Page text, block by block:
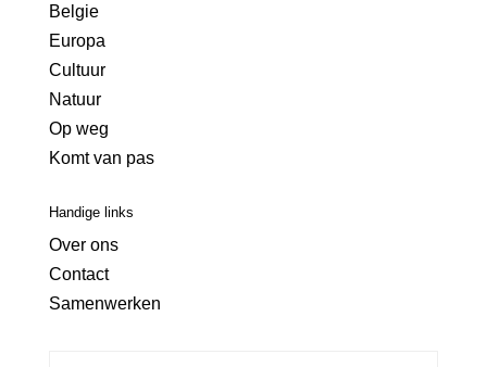
Belgie
Europa
Cultuur
Natuur
Op weg
Komt van pas
Handige links
Over ons
Contact
Samenwerken